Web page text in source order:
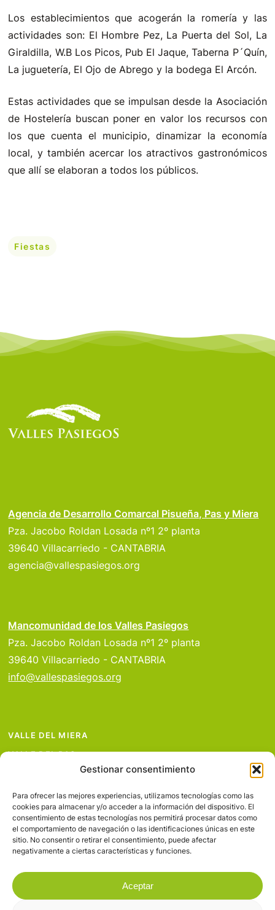
Gestionar consentimiento
Para ofrecer las mejores experiencias, utilizamos tecnologías como las
cookies para almacenar y/o acceder a la información del dispositivo. El
consentimiento de estas tecnologías nos permitirá procesar datos como
el comportamiento de navegación o las identificaciones únicas en este
sitio. No consentir o retirar el consentimiento, puede afectar
negativamente a ciertas características y funciones.
Aceptar
Los establecimientos que acogerán la romería y las
actividades son: El Hombre Pez, La Puerta del Sol, La
Giraldilla, W.B Los Picos, Pub El Jaque, Taberna P´Quín,
La juguetería, El Ojo de Abrego y la bodega El Arcón.
Estas actividades que se impulsan desde la Asociación
de Hostelería buscan poner en valor los recursos con
los que cuenta el municipio, dinamizar la economía
local, y también acercar los atractivos gastronómicos
que allí se elaboran a todos los públicos.
Fiestas
Agencia de Desarrollo Comarcal Pisueña, Pas y Miera
Pza. Jacobo Roldan Losada nº1 2º planta
39640 Villacarriedo - CANTABRIA
agencia@vallespasiegos.org
Mancomunidad de los Valles Pasiegos
Pza. Jacobo Roldan Losada nº1 2º planta
39640 Villacarriedo - CANTABRIA
info@vallespasiegos.org
VALLE DEL MIERA
VALLE DEL PAS
VALLE DEL PISUEÑA
PROYECTOS
SERVICIOS
AVISO LEGAL